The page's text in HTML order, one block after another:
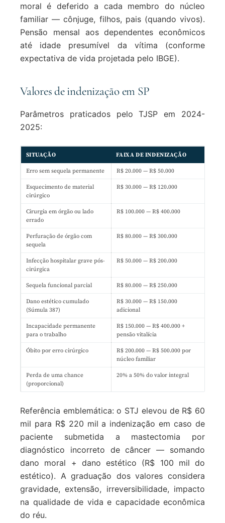
moral é deferido a cada membro do núcleo
familiar — cônjuge, filhos, pais (quando vivos).
Pensão mensal aos dependentes econômicos
até idade presumível da vítima (conforme
expectativa de vida projetada pelo IBGE).
Valores de indenização em SP
Parâmetros praticados pelo TJSP em 2024-
2025:
SITUAÇÃO FAIXA DE INDENIZAÇÃO
Erro sem sequela permanente R$ 20.000 — R$ 50.000
Esquecimento de material
cirúrgico
R$ 30.000 — R$ 120.000
Cirurgia em órgão ou lado
errado
R$ 100.000 — R$ 400.000
Perfuração de órgão com
sequela
R$ 80.000 — R$ 300.000
Infecção hospitalar grave pós-
cirúrgica
R$ 50.000 — R$ 200.000
Sequela funcional parcial R$ 80.000 — R$ 250.000
Dano estético cumulado
(Súmula 387)
R$ 30.000 — R$ 150.000
adicional
Incapacidade permanente
para o trabalho
R$ 150.000 — R$ 400.000 +
pensão vitalícia
Óbito por erro cirúrgico
R$ 200.000 — R$ 500.000 por
núcleo familiar
Perda de uma chance
(proporcional)
20% a 50% do valor integral
Referência emblemática: o STJ elevou de R$ 60
mil para R$ 220 mil a indenização em caso de
paciente submetida a mastectomia por
diagnóstico incorreto de câncer — somando
dano moral + dano estético (R$ 100 mil do
estético). A graduação dos valores considera
gravidade, extensão, irreversibilidade, impacto
na qualidade de vida e capacidade econômica
do réu.